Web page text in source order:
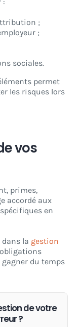
;
;
sociales.
permet
les risques lors
vos
primes,
accordé aux
en
la gestion
du temps
de votre
?